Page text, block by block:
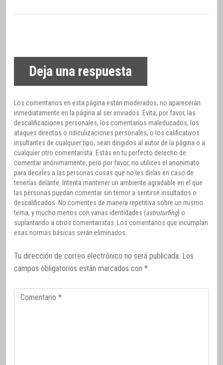
Deja una respuesta
Los comentarios en esta página están moderados, no aparecerán
inmediatamente en la página al ser enviados. Evita, por favor, las
descalificaciones personales, los comentarios maleducados, los
ataques directos o ridiculizaciones personales, o los calificativos
insultantes de cualquier tipo, sean dirigidos al autor de la página o a
cualquier otro comentarista. Estás en tu perfecto derecho de
comentar anónimamente, pero por favor, no utilices el anonimato
para decirles a las personas cosas que no les dirías en caso de
tenerlas delante. Intenta mantener un ambiente agradable en el que
las personas puedan comentar sin temor a sentirse insultados o
descalificados. No comentes de manera repetitiva sobre un mismo
tema, y mucho menos con varias identidades (astroturfing) o
suplantando a otros comentaristas. Los comentarios que incumplan
esas normas básicas serán eliminados.
Tu dirección de correo electrónico no será publicada. Los
campos obligatorios están marcados con *
Comentario